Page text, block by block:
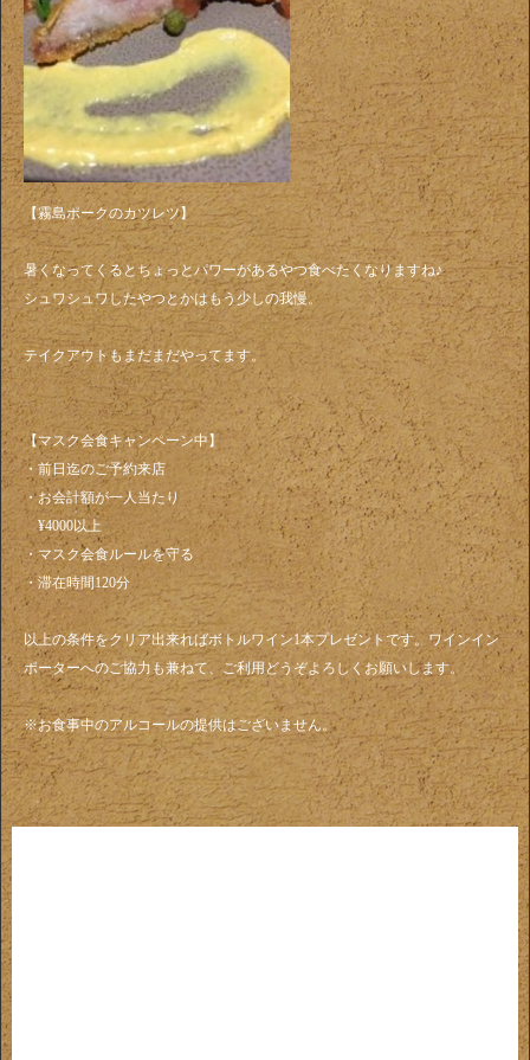
【霧島ポークのカツレツ】
暑くなってくるとちょっとパワーがあるやつ食べたくなりますね♪
シュワシュワしたやつとかはもう少しの我慢。
テイクアウトもまだまだやってます。
【マスク会食キャンペーン中】
・前日迄のご予約来店
・お会計額が一人当たり
¥4000以上
・マスク会食ルールを守る
・滞在時間120分
以上の条件をクリア出来ればボトルワイン1本プレゼントです。ワインイン
ポーターへのご協力も兼ねて、ご利用どうぞよろしくお願いします。
※お食事中のアルコールの提供はございません。